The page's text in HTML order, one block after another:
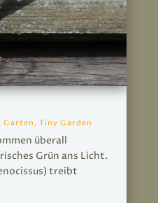
, Garten , Tiny Garden
überall
Grün ans Licht.
treibt